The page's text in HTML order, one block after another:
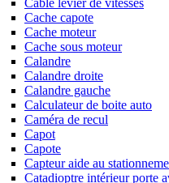
Cable levier de vitesses
Cache capote
Cache moteur
Cache sous moteur
Calandre
Calandre droite
Calandre gauche
Calculateur de boite auto
Caméra de recul
Capot
Capote
Capteur aide au
Catadioptre intérieur porte